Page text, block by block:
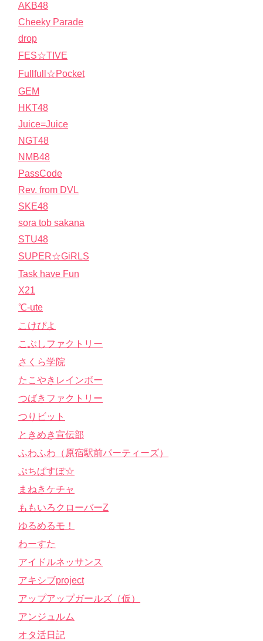
AKB48
Cheeky Parade
drop
FES☆TIVE
Fullfull☆Pocket
GEM
HKT48
Juice=Juice
NGT48
NMB48
PassCode
Rev. from DVL
SKE48
sora tob sakana
STU48
SUPER☆GiRLS
Task have Fun
X21
℃-ute
こけぴよ
こぶしファクトリー
さくら学院
たこやきレインボー
つばきファクトリー
つりビット
ときめき宣伝部
ふわふわ（原宿駅前パーティーズ）
ぷちぱすぽ☆
まねきケチャ
ももいろクローバーZ
ゆるめるモ！
わーすた
アイドルネッサンス
アキシブproject
アップアップガールズ（仮）
アンジュルム
オタ活日記